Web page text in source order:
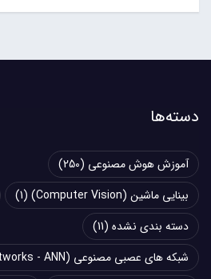
دسته‌ها
آموزش هوش مصنوعی (250)
بینایی ماشین (Computer Vision)
(1)
دسته بندی نشده (11)
شبکه های عصبی مصنوعی (Artificial Neural Networks - ANN)